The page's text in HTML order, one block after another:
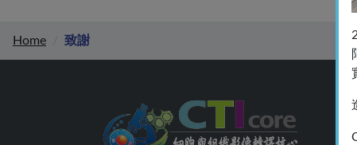
Home 致謝